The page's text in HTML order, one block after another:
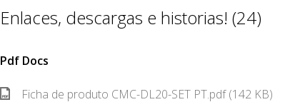
Enlaces, descargas e historias! (24)
Pdf Docs
Ficha de produto CMC-DL20-SET PT.pdf (142 KB)